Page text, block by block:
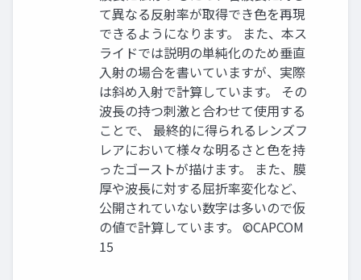
て異なる反射率が取得でき色を再現
できるようになります。 また、本ス
ライドでは説明の単純化のため垂直
入射の場合を書いていますが、実際
は斜め入射で計算しています。 その
波長の持つ刺激と合わせて使用する
ことで、 最終的に得られるレンズフ
レアにおいて様々な明るさと色を持
ったゴーストが描けます。 また、膜
厚や波長に対する屈折率変化など、
公開されていない数字は多いので仮
の値で計算しています。 ©CAPCOM
15